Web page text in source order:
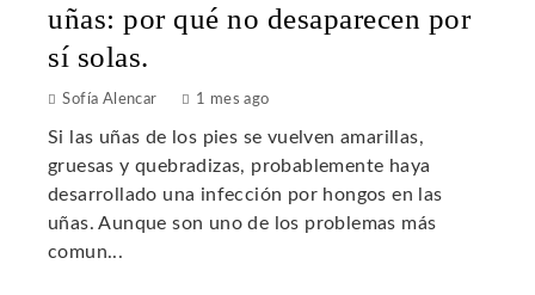
uñas: por qué no desaparecen por
sí solas.
Sofía Alencar 1 mes ago
Si las uñas de los pies se vuelven amarillas,
gruesas y quebradizas, probablemente haya
desarrollado una infección por hongos en las
uñas. Aunque son uno de los problemas más
comun...